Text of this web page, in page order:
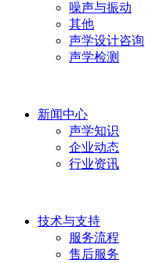
噪声与振动
其他
声学设计咨询
声学检测
新闻中心
声学知识
企业动态
行业资讯
技术与支持
服务流程
售后服务